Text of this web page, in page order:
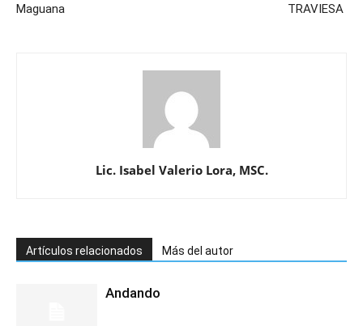
Maguana
TRAVIESA
Lic. Isabel Valerio Lora, MSC.
Artículos relacionados Más del autor
Andando